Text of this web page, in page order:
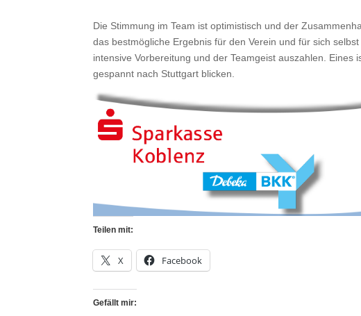
Die Stimmung im Team ist optimistisch und der
das bestmögliche Ergebnis für den Verein und für sich
intensive Vorbereitung und der Teamgeist auszahlen.
gespannt nach Stuttgart blicken.
Teilen mit:
X Facebook
Gefällt mir: